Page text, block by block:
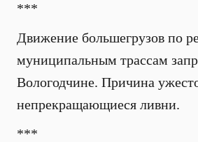
***
Движение большегрузов по
муниципальным трассам
Вологодчине. Причина
непрекращающиеся ливни.
***